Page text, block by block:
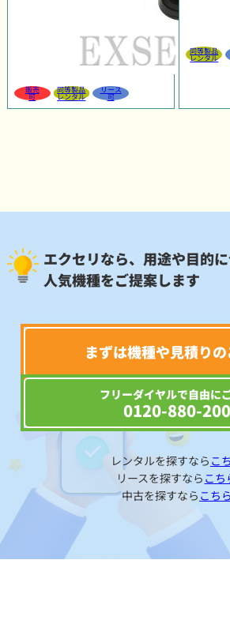
販売
可
同等製品
レンタル
リース
可
同等製品
レンタル
エクセリなら、用途や目的
人気機種をご提案します
まずは機種や見積り
フリーダイヤルで自由に
0120-880-200
レンタルを探すなら こ
リースを探すなら こち
中古を探すなら こちら